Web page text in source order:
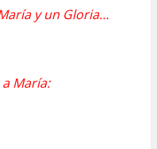
y un Gloria…
María: